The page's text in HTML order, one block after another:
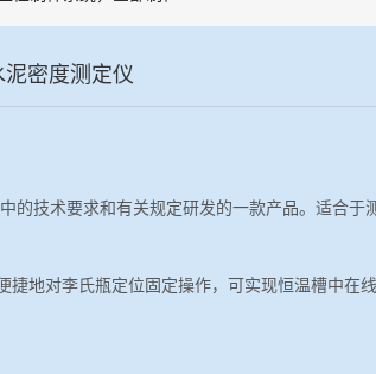
密度测定仪
的技术要求和有关规定研发的一款产品。适合于
地对李氏瓶定位固定操作，可实现恒温槽中在